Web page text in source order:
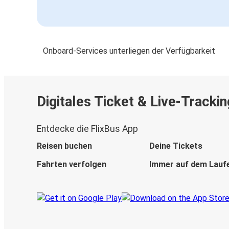
Onboard-Services unterliegen der Verfügbarkeit
Digitales Ticket & Live-
Entdecke die FlixBus App
Reisen buchen
Deine Tickets
Fahrten verfolgen
Immer auf dem